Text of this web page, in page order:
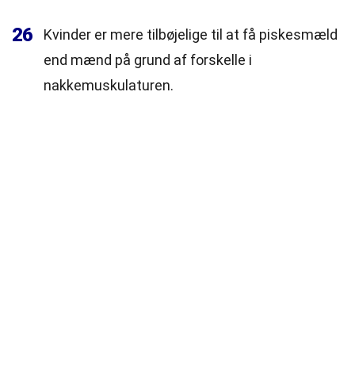
26
Kvinder er mere tilbøjelige til at få piskesmæld
end mænd på grund af forskelle i
nakkemuskulaturen.